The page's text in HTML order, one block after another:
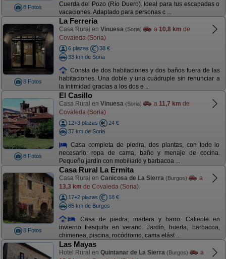
8 Fotos
Cuerda del Pozo (Río Duero). Ideal para tus escapadas o
vacaciones. Adaptado para personas c ...
8 Fotos
La Ferreria
Casa Rural en Vinuesa (Soria) a 10,8 km de
Covaleda (Soria)
6 plazas
38 €
33 km de Soria
Consta de dos habitaciones y dos baños fuera de las
habitaciones. Una doble y una cuádruple sin renunciar a
la intimidad gracias a los dos e ...
8 Fotos
El Casillo
Casa Rural en Vinuesa (Soria) a 11,7 km de
Covaleda (Soria)
12+3 plazas
24 €
37 km de Soria
Casa completa de piedra, dos plantas, con todo lo
necesario: ropa de cama, baño y menaje de cocina.
Pequeño jardín con mobiliario y barbacoa ...
8 Fotos
Casa Rural La Ermita
Casa Rural en Canicosa de La Sierra (Burgos)
a
13,3 km de Covaleda (Soria)
17+2 plazas
18 €
85 km de Burgos
Casa de piedra, madera y barro. Caliente en
invierno fresquita en verano. Jardín, huerta, barbacoa,
chimenea, piscina, rocódromo, cama elást ...
Las Mayas
Hotel Rural en Quintanar de La Sierra (Burgos)
a